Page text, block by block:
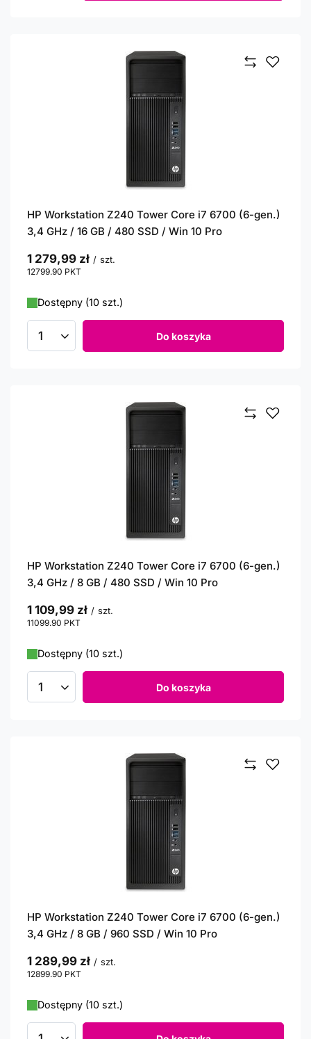
HP Workstation Z240 Tower Core i7 6700 (6-gen.)
3,4 GHz / 16 GB / 480 SSD / Win 10 Pro
1 279,99 zł / szt.
12799.90 PKT
Dostępny (10 szt.)
Ilość produktów Do koszyka
HP Workstation Z240 Tower Core i7 6700 (6-gen.)
3,4 GHz / 8 GB / 480 SSD / Win 10 Pro
1 109,99 zł / szt.
11099.90 PKT
Dostępny (10 szt.)
Ilość produktów Do koszyka
HP Workstation Z240 Tower Core i7 6700 (6-gen.)
3,4 GHz / 8 GB / 960 SSD / Win 10 Pro
1 289,99 zł / szt.
12899.90 PKT
Dostępny (10 szt.)